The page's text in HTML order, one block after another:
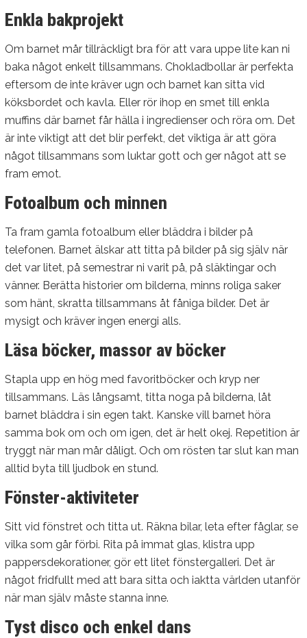
Enkla bakprojekt
Om barnet mår tillräckligt bra för att vara uppe lite kan ni
baka något enkelt tillsammans. Chokladbollar är perfekta
eftersom de inte kräver ugn och barnet kan sitta vid
köksbordet och kavla. Eller rör ihop en smet till enkla
muffins där barnet får hälla i ingredienser och röra om. Det
är inte viktigt att det blir perfekt, det viktiga är att göra
något tillsammans som luktar gott och ger något att se
fram emot.
Fotoalbum och minnen
Ta fram gamla fotoalbum eller bläddra i bilder på
telefonen. Barnet älskar att titta på bilder på sig själv när
det var litet, på semestrar ni varit på, på släktingar och
vänner. Berätta historier om bilderna, minns roliga saker
som hänt, skratta tillsammans åt fåniga bilder. Det är
mysigt och kräver ingen energi alls.
Läsa böcker, massor av böcker
Stapla upp en hög med favoritböcker och kryp ner
tillsammans. Läs långsamt, titta noga på bilderna, låt
barnet bläddra i sin egen takt. Kanske vill barnet höra
samma bok om och om igen, det är helt okej. Repetition är
tryggt när man mår dåligt. Och om rösten tar slut kan man
alltid byta till ljudbok en stund.
Fönster-aktiviteter
Sitt vid fönstret och titta ut. Räkna bilar, leta efter fåglar, se
vilka som går förbi. Rita på immat glas, klistra upp
pappersdekorationer, gör ett litet fönstergalleri. Det är
något fridfullt med att bara sitta och iaktta världen utanför
när man själv måste stanna inne.
Tyst disco och enkel dans